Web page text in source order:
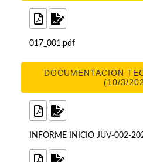
017_001.pdf
DOCUMENTACION
(10/3/
INFORME INICIO JUV-002-